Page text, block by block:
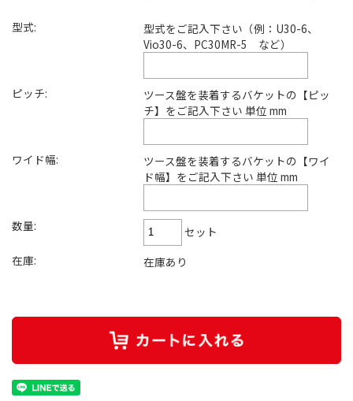
型式:
型式をご記入下さい（例：U30-6、
Vio30-6、PC30MR-5 など）
ピッチ:
ツース盤を装着するバケットの【ピッ
チ】をご記入下さい 単位 mm
ワイド幅:
ツース盤を装着するバケットの【ワイ
ド幅】をご記入下さい 単位 mm
数量:
セット
在庫:
在庫あり